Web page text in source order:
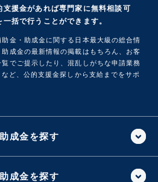
援金があれば専門家に無料相談可
括で行うことができます。
助金・助成金に関する日本最大級の総合情
成金の最新情報の掲載はもちろん、お客
でご提示したり、混乱しがちな申請業務
ど、公的支援金探しから支給までをサポ
成金を探す
成金を探す